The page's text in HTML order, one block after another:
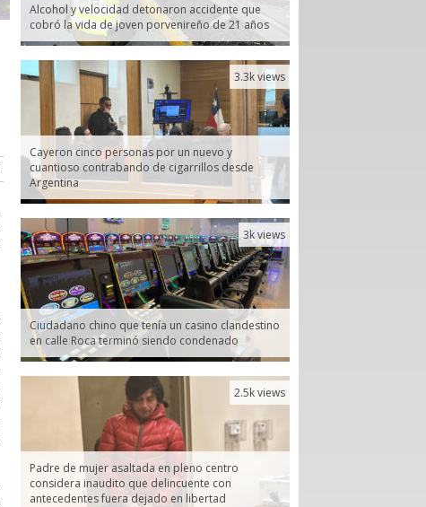
Alcohol y velocidad detonaron accidente que
cobró la vida de joven porvenireño de 21 años
Cayeron cinco personas por un nuevo y
cuantioso contrabando de cigarrillos desde
Argentina
3.3k views
Ciudadano chino que tenía un casino clandestino
en calle Roca terminó siendo condenado
3k views
Padre de mujer asaltada en pleno centro
considera inaudito que delincuente con
antecedentes fuera dejado en libertad
2.5k views